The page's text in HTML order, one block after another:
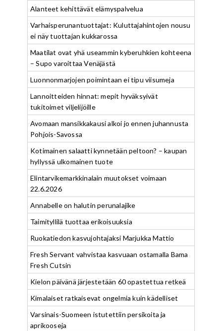
Alanteet kehittävät elämyspalvelua
Varhaisperunantuottajat: Kuluttajahintojen nousu
ei näy tuottajan kukkarossa
Maatilat ovat yhä useammin kyberuhkien kohteena
– Supo varoittaa Venäjästä
Luonnonmarjojen poimintaan ei tipu viisumeja
Lannoitteiden hinnat: mepit hyväksyivät
tukitoimet viljelijöille
Avomaan mansikkakausi alkoi jo ennen juhannusta
Pohjois-Savossa
Kotimainen salaatti kynnetään peltoon? – kaupan
hyllyssä ulkomainen tuote
Elintarvikemarkkinalain muutokset voimaan
22.6.2026
Annabelle on halutin perunalajike
Taimityllilä tuottaa erikoisuuksia
Ruokatiedon kasvujohtajaksi Marjukka Mattio
Fresh Servant vahvistaa kasvuaan ostamalla Bama
Fresh Cutsin
Kielon päivänä järjestetään 60 opastettua retkeä
Kimalaiset ratkaisevat ongelmia kuin kädelliset
Varsinais-Suomeen istutettiin persikoita ja
aprikooseja